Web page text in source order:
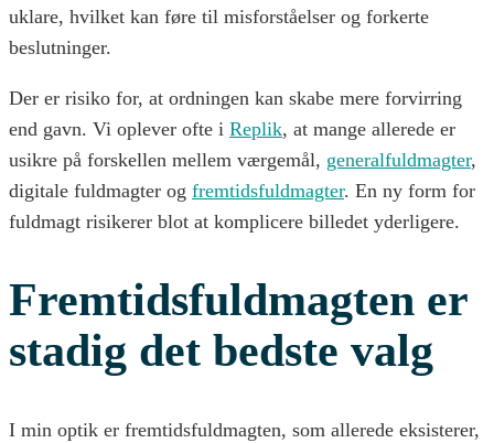
uklare, hvilket kan føre til misforståelser og forkerte
beslutninger.
Der er risiko for, at ordningen kan skabe mere forvirring
end gavn. Vi oplever ofte i Replik, at mange allerede er
usikre på forskellen mellem værgemål, generalfuldmagter,
digitale fuldmagter og fremtidsfuldmagter. En ny form for
fuldmagt risikerer blot at komplicere billedet yderligere.
Fremtidsfuldmagten er
stadig det bedste valg
I min optik er fremtidsfuldmagten, som allerede eksisterer,